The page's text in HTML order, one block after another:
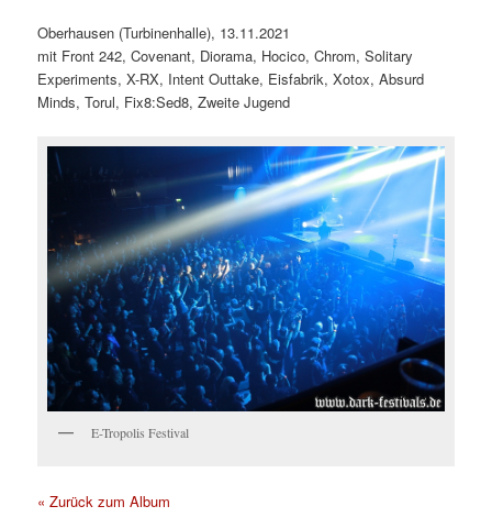
Oberhausen (Turbinenhalle), 13.11.2021
mit Front 242, Covenant, Diorama, Hocico, Chrom, Solitary
Experiments, X-RX, Intent Outtake, Eisfabrik, Xotox, Absurd
Minds, Torul, Fix8:Sed8, Zweite Jugend
E-Tropolis Festival
« Zurück zum Album